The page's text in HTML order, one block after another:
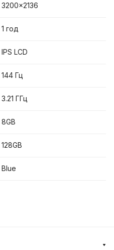
3200x2136
1 год
IPS LCD
144 Гц
3.21 ГГц
8GB
128GB
Blue